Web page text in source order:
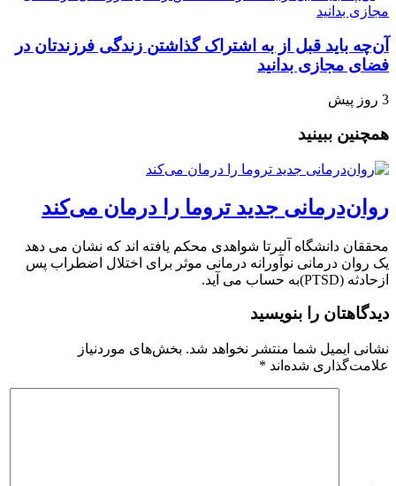
آن‌چه باید قبل از به اشتراک گذاشتن زندگی فرزندتان در
فضای مجازی بدانید
3 روز پیش
همچنین ببینید
روان‌درمانی جدید تروما را درمان می‌کند
محققان دانشگاه آلبرتا شواهدی محکم یافته اند که نشان می دهد
یک روان درمانی نوآورانه درمانی موثر برای اختلال اضطراب پس
ازحادثه (PTSD)به حساب می آید.
دیدگاهتان را بنویسید
نشانی ایمیل شما منتشر نخواهد شد. بخش‌های موردنیاز
علامت‌گذاری شده‌اند *